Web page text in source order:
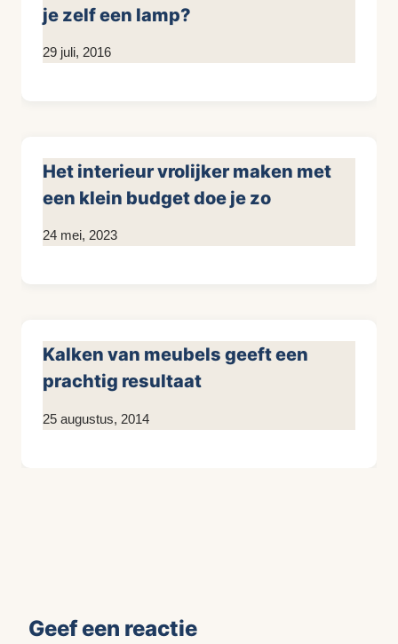
je zelf een lamp?
Door
29 juli, 2016
Het interieur vrolijker maken met
een klein budget doe je zo
Door
24 mei, 2023
Kalken van meubels geeft een
prachtig resultaat
Door
25 augustus, 2014
Geef een reactie